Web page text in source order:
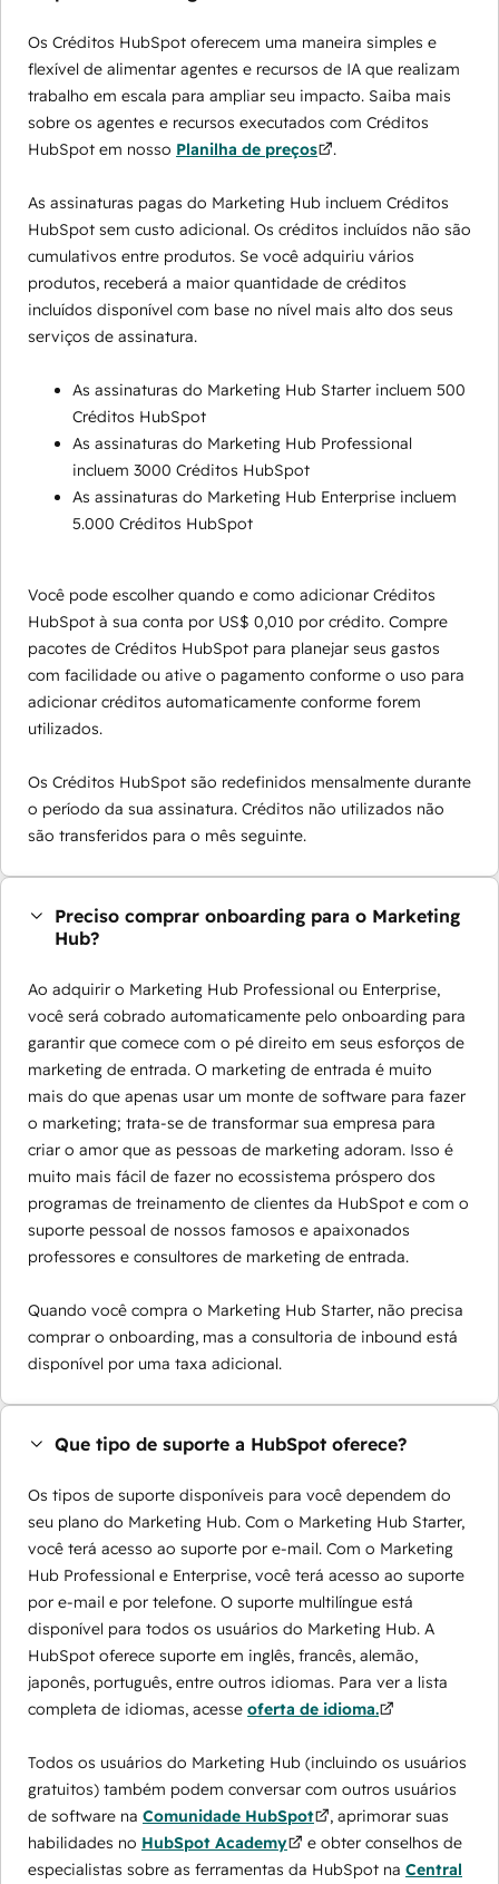
Os Créditos HubSpot oferecem uma maneira simples e
flexível de alimentar agentes e recursos de IA que realizam
trabalho em escala para ampliar seu impacto. Saiba mais
sobre os agentes e recursos executados com Créditos
HubSpot em nosso Planilha de preços .
As assinaturas pagas do Marketing Hub incluem Créditos
HubSpot sem custo adicional. Os créditos incluídos não são
cumulativos entre produtos. Se você adquiriu vários
produtos, receberá a maior quantidade de créditos
incluídos disponível com base no nível mais alto dos seus
serviços de assinatura.
As assinaturas do Marketing Hub Starter incluem 500
Créditos HubSpot
As assinaturas do Marketing Hub Professional
incluem 3000 Créditos HubSpot
As assinaturas do Marketing Hub Enterprise incluem
5.000 Créditos HubSpot
Você pode escolher quando e como adicionar Créditos
HubSpot à sua conta por US$ 0,010 por crédito. Compre
pacotes de Créditos HubSpot para planejar seus gastos
com facilidade ou ative o pagamento conforme o uso para
adicionar créditos automaticamente conforme forem
utilizados.
Os Créditos HubSpot são redefinidos mensalmente durante
o período da sua assinatura. Créditos não utilizados não
são transferidos para o mês seguinte.
Preciso comprar onboarding para o Marketing
Hub?
Ao adquirir o Marketing Hub Professional ou Enterprise,
você será cobrado automaticamente pelo onboarding para
garantir que comece com o pé direito em seus esforços de
marketing de entrada. O marketing de entrada é muito
mais do que apenas usar um monte de software para fazer
o marketing; trata-se de transformar sua empresa para
criar o amor que as pessoas de marketing adoram. Isso é
muito mais fácil de fazer no ecossistema próspero dos
programas de treinamento de clientes da HubSpot e com o
suporte pessoal de nossos famosos e apaixonados
professores e consultores de marketing de entrada.
Quando você compra o Marketing Hub Starter, não precisa
comprar o onboarding, mas a consultoria de inbound está
disponível por uma taxa adicional.
Que tipo de suporte a HubSpot oferece?
Os tipos de suporte disponíveis para você dependem do
seu plano do Marketing Hub. Com o Marketing Hub Starter,
você terá acesso ao suporte por e-mail. Com o Marketing
Hub Professional e Enterprise, você terá acesso ao suporte
por e-mail e por telefone. O suporte multilíngue está
disponível para todos os usuários do Marketing Hub. A
HubSpot oferece suporte em inglês, francês, alemão,
japonês, português, entre outros idiomas. Para ver a lista
completa de idiomas, acesse oferta de idioma.
Todos os usuários do Marketing Hub (incluindo os usuários
gratuitos) também podem conversar com outros usuários
de software na Comunidade HubSpot
, aprimorar suas
habilidades no HubSpot Academy
e obter conselhos de
especialistas sobre as ferramentas da HubSpot na Central